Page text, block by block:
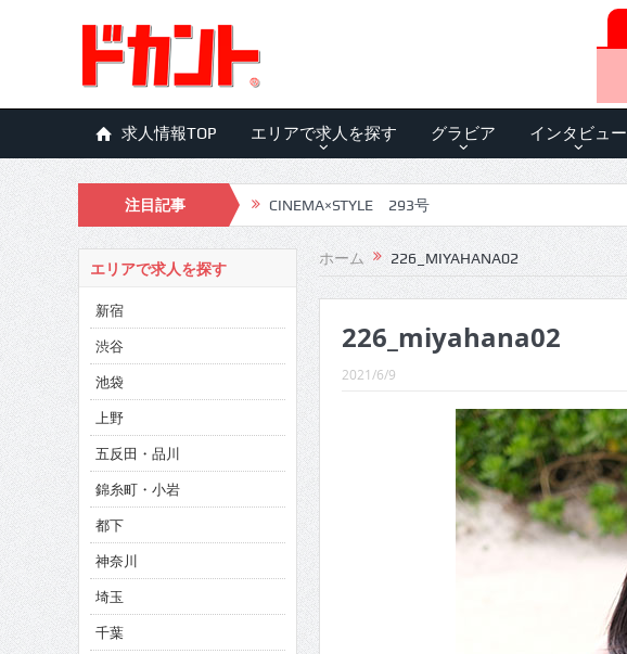
求人情報TOP エリアで求人を探す グラビア インタビュー
注目記事 CINEMA×STYLE 293号
CINEMA×STYLE 292号
CINEMA×STYLE 291号
CINEMA×STYLE 290号
CINEMA×STYLE 289号
CINEMA×STYLE 288号
CINEMA×STYLE 286号
CINEMA×STYLE 285号
CINEMA×STYLE 294号
ホーム 226_MIYAHANA02
226_miyahana02
2021/6/9
エリアで求人を探す
新宿
渋谷
池袋
上野
五反田・品川
錦糸町・小岩
都下
神奈川
埼玉
千葉